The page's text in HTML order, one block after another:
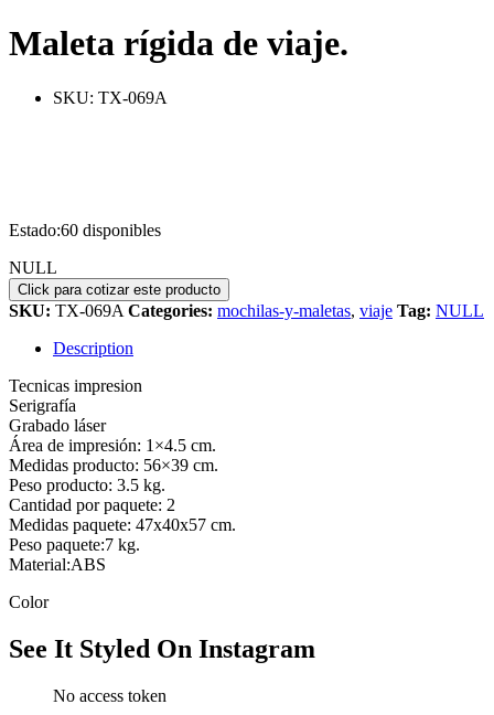
Maleta rígida de viaje.
SKU: TX-069A
Estado:60 disponibles
NULL
SKU: TX-069A Categories: mochilas-y-maletas, viaje Tag: NULL
Description
Tecnicas impresion
Serigrafía
Grabado láser
Área de impresión: 1×4.5 cm.
Medidas producto: 56×39 cm.
Peso producto: 3.5 kg.
Cantidad por paquete: 2
Medidas paquete: 47x40x57 cm.
Peso paquete:7 kg.
Material:ABS
Color
See It Styled On Instagram
No access token